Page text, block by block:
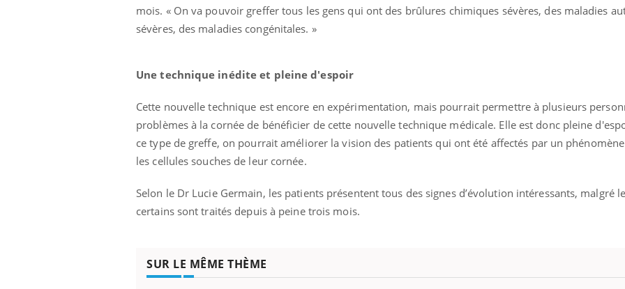
mois. « On va pouvoir greffer tous les gens qui ont des brûlures chimiques sévères, des maladies
sévères, des maladies congénitales. »
Une technique inédite et pleine d'espoir
Cette nouvelle technique est encore en expérimentation, mais pourrait permettre à plusieurs
problèmes à la cornée de bénéficier de cette nouvelle technique médicale. Elle est donc pleine
ce type de greffe, on pourrait améliorer la vision des patients qui ont été affectés par un
les cellules souches de leur cornée.
Selon le Dr Lucie Germain, les patients présentent tous des signes d’évolution intéressants, malgré
certains sont traités depuis à peine trois mois.
SUR LE MÊME THÈME
Insuline & Charge mentale : et si on
osait en parler??Youtube
reste entourée d'idées reçues chez les
patients comme parfois chez les soignants.
Youtube
Eczéma Chronique des Mains : se
préparer pour l’été !
rythme de vie ! Vacances, plage, piscine,
soleil, activités en plein air… Nos mains